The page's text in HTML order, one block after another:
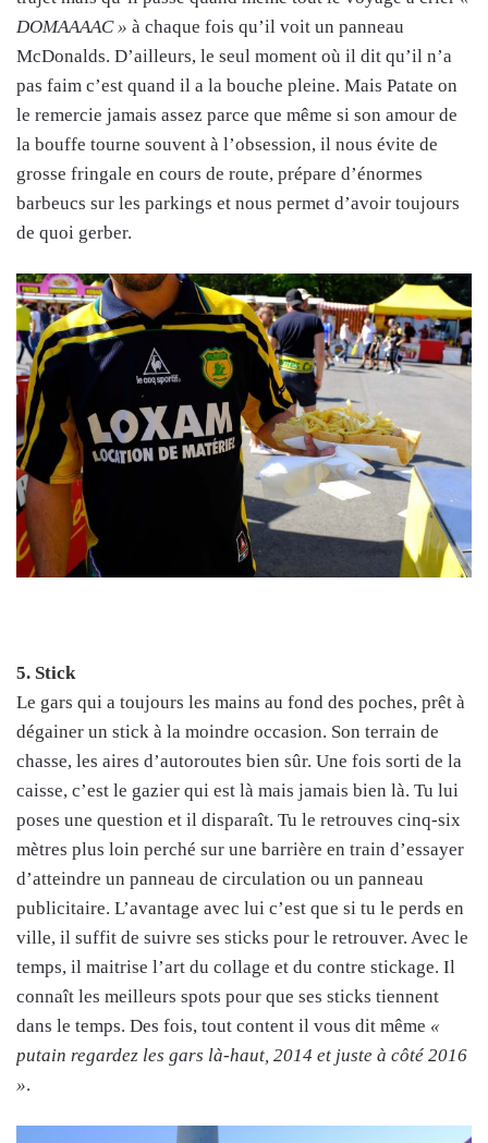
DOMAAAAC » à chaque fois qu’il voit un panneau
McDonalds. D’ailleurs, le seul moment où il dit qu’il n’a
pas faim c’est quand il a la bouche pleine. Mais Patate on
le remercie jamais assez parce que même si son amour de
la bouffe tourne souvent à l’obsession, il nous évite de
grosse fringale en cours de route, prépare d’énormes
barbeucs sur les parkings et nous permet d’avoir toujours
de quoi gerber.
5. Stick
Le gars qui a toujours les mains au fond des poches, prêt à
dégainer un stick à la moindre occasion. Son terrain de
chasse, les aires d’autoroutes bien sûr. Une fois sorti de la
caisse, c’est le gazier qui est là mais jamais bien là. Tu lui
poses une question et il disparaît. Tu le retrouves cinq-six
mètres plus loin perché sur une barrière en train d’essayer
d’atteindre un panneau de circulation ou un panneau
publicitaire. L’avantage avec lui c’est que si tu le perds en
ville, il suffit de suivre ses sticks pour le retrouver. Avec le
temps, il maitrise l’art du collage et du contre stickage. Il
connaît les meilleurs spots pour que ses sticks tiennent
dans le temps. Des fois, tout content il vous dit même «
putain regardez les gars là-haut, 2014 et juste à côté 2016
».